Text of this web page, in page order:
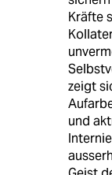
Kräfte
zeigt
und